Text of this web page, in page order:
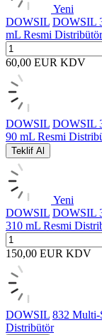
Yeni
DOWSIL DOWSIL
mL Resmi Distribütör
60,00 EUR KDV
DOWSIL DOWSIL
90 mL Resmi
Teklif Al
Yeni
DOWSIL DOWSIL
310 mL Resmi
150,00 EUR KDV
DOWSIL 832 Multi-
Distribütör